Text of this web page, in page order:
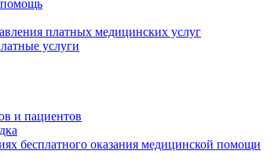
помощь
платных медицинских услуг
услуги
и пациентов
бесплатного оказания медицинской помощи